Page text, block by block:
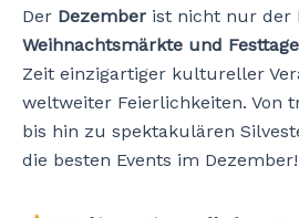
Der Dezember ist nicht nur der
Weihnachtsmärkte und Festtage
Zeit einzigartiger kultureller
weltweiter Feierlichkeiten. Von
bis hin zu spektakulären
die besten Events im Dezember!